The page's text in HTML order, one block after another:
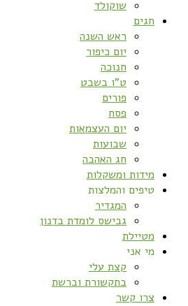
שוקולד
חגים
ראש השנה
יום כיפור
חנוכה
ט”ו בשבט
פורים
פסח
יום העצמאות
שבועות
חג האהבה
מידות ומשקלות
טיפים והמלצות
המגדיר
גבישס לומדת בדנון
מטיילת
מי אני
קצת עלי
בתקשורת וברשת
צרו קשר